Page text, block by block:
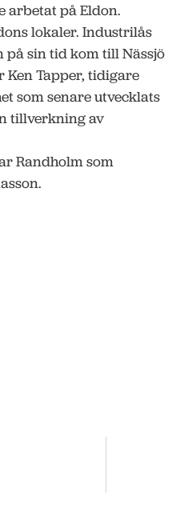
arbetat på Eldon.
lokaler. Industrilås
på sin tid kom till Nässjö
Ken Tapper, tidigare
som senare utvecklats
tillverkning av
Randholm som